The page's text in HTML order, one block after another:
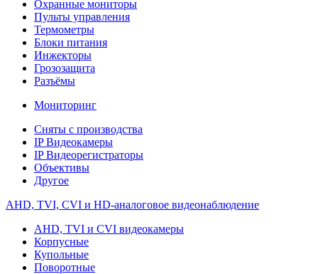
Охранные мониторы
Пульты управления
Термометры
Блоки питания
Инжекторы
Грозозащита
Разъёмы
Мониторинг
Сняты с производства
IP Видеокамеры
IP Видеорегистраторы
Объективы
Другое
AHD, TVI, CVI и HD-аналоговое видеонаблюдение
AHD, TVI и CVI видеокамеры
Корпусные
Купольные
Поворотные